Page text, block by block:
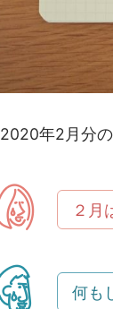
2020年2月分の
２月
何も